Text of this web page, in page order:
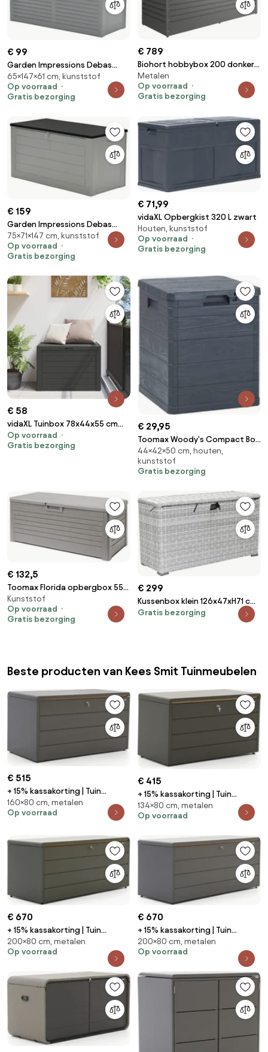
€ 99
Garden Impressions Debas
opbergbox 490 liter - grijs
65×147×61 cm, kunststof
Op voorraad
Gratis bezorging
€ 789
Biohort hobbybox 200 donker
grijs - metallic
Metalen
Op voorraad
Gratis bezorging
€ 159
Garden Impressions Debas
opbergbox 680 liter - grijs
75×71×147 cm, kunststof
Op voorraad
Gratis bezorging
€ 71,99
vidaXL Opbergkist 320 L zwart
Houten, kunststof
Op voorraad
Gratis bezorging
€ 58
vidaXL Tuinbox 78x44x55 cm
antraciet
Op voorraad
Gratis bezorging
€ 29,95
Toomax Woody's Compact Box
- 90L - Donker Antraciet -
Binnenmaat 37 x 35,5 x 47 cm -
Buitenmaat 42 x 50 x 44 cm
44×42×50 cm, houten,
kunststof
Gratis bezorging
€ 132,5
Toomax Florida opbergbox 550
liter - warm grijs
Kunststof
Op voorraad
Gratis bezorging
€ 299
Kussenbox klein 126x47xH71 cm
wit grijs
Gratis bezorging
Beste producten van Kees Smit Tuinmeubelen
€ 515
+ 15% kassakorting | Tuin
opbergbox Kees Smit |
Waterdicht | Kussenbox | Staal |
Kees Smit Tuinmeubelen
160×80 cm, metalen
Op voorraad
€ 415
+ 15% kassakorting | Tuin
opbergbox Kees Smit |
Waterdicht | Kussenbox | Staal |
Tuinmeubelen
134×80 cm, metalen
Op voorraad
€ 670
+ 15% kassakorting | Tuin
opbergbox Kees Smit |
Waterdicht | Kussenbox | Staal |
Groen | 200x80cm | Kees Smit
Tuinmeubelen
200×80 cm, metalen
Op voorraad
€ 670
+ 15% kassakorting | Tuin
opbergbox Kees Smit |
Waterdicht | Kussenbox | Staal |
Grijs - Antraciet | 200x80cm |
Kees Smit Tuinmeubelen
200×80 cm, metalen
Op voorraad